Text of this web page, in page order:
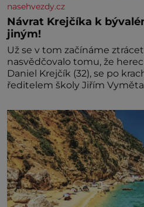
nasehvezdy.cz
Návrat Krejčíka k
jiným!
Už se v tom začínáme
nasvědčovalo tomu, že
Daniel Krejčík (32), se po
ředitelem školy Jiřím